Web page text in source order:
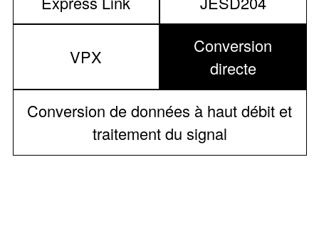
VPX
Conversion
directe
Conversion de données à haut débit et
traitement du signal